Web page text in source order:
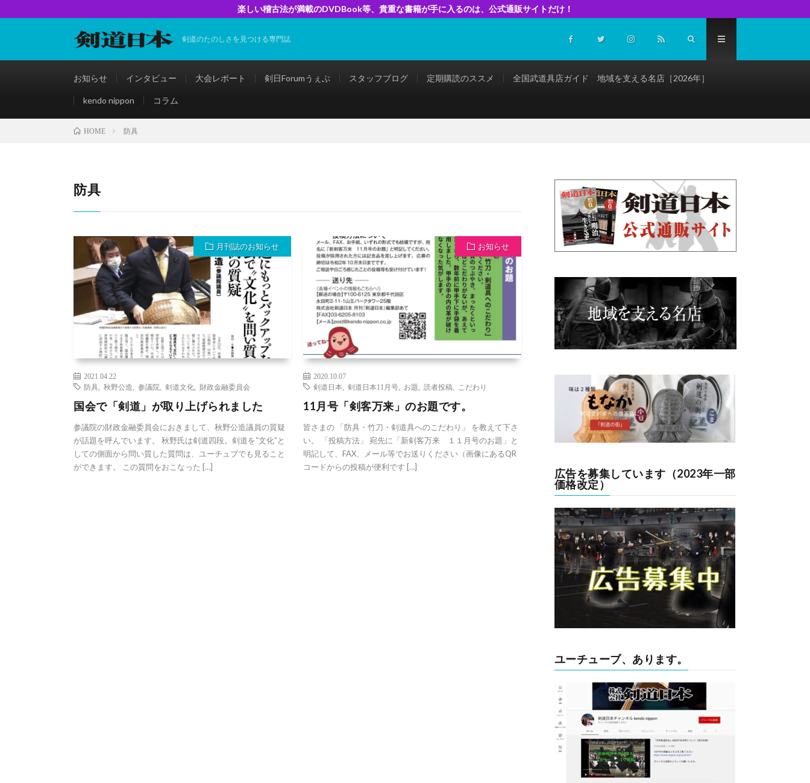
楽しい稽古法が満載のDVDBook等、貴重な書籍が手に入るのは、公式通販サイトだけ！
剣道のたのしさを見つける専門誌
お知らせ インタビュー 大会レポート 剣日Forumうぇぶ スタッフブログ 定期購読のススメ 全国武道具店ガイド 地域を支える名店［2026年］
kendo nippon コラム
HOME 防具
防具
月刊誌のお知らせ
2021.04.22
防具
秋野公造 参議院 剣道文化 財政金融委員会
国会で「剣道」が取り上げられました
参議院の財政金融委員会におきまして、秋野公造議員の質疑
が話題を呼んでいます。 秋野氏は剣道四段。剣道を“文化”と
しての側面から問い質した質問は、ユーチュブでも見ること
ができます。 この質問をおこなった […]
お知らせ
2020.10.07
剣道日本
,剣道日本11月号 お題 ,読者投稿 こだわり
11月号「剣客万来」のお題です。
皆さまの 「防具・竹刀・剣道具へのこだわり」 を教えて下さ
い。 「投稿方法」 宛先に「新剣客万来 １１月号のお題」と
明記して、FAX、メール等でお送りください（画像にあるQR
コードからの投稿が便利です […]
広告を募集しています（2023年一部
価格改定）
ユーチューブ、あります。